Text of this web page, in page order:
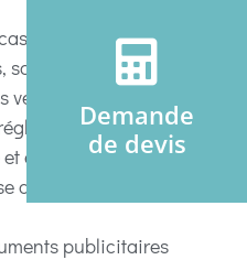
de vos locaux,
tonte, tailles de
extérieure de vos
de clôtures, petite
publicitaires
Demande
de devis